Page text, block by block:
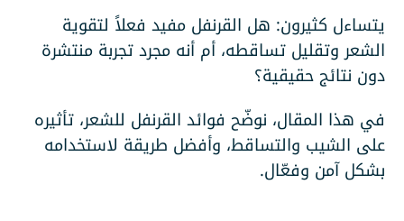
يتساءل كثيرون: هل القرنفل مفيد فعلاً لتقوية
الشعر وتقليل تساقطه، أم أنه مجرد تجربة منتشرة
دون نتائج حقيقية؟
في هذا المقال، نوضّح فوائد القرنفل للشعر، تأثيره
على الشيب والتساقط، وأفضل طريقة لاستخدامه
بشكل آمن وفعّال.